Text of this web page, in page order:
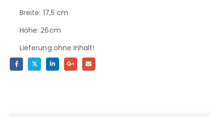
Breite: 17,5 cm
Höhe: 26cm
Lieferung ohne Inhalt!